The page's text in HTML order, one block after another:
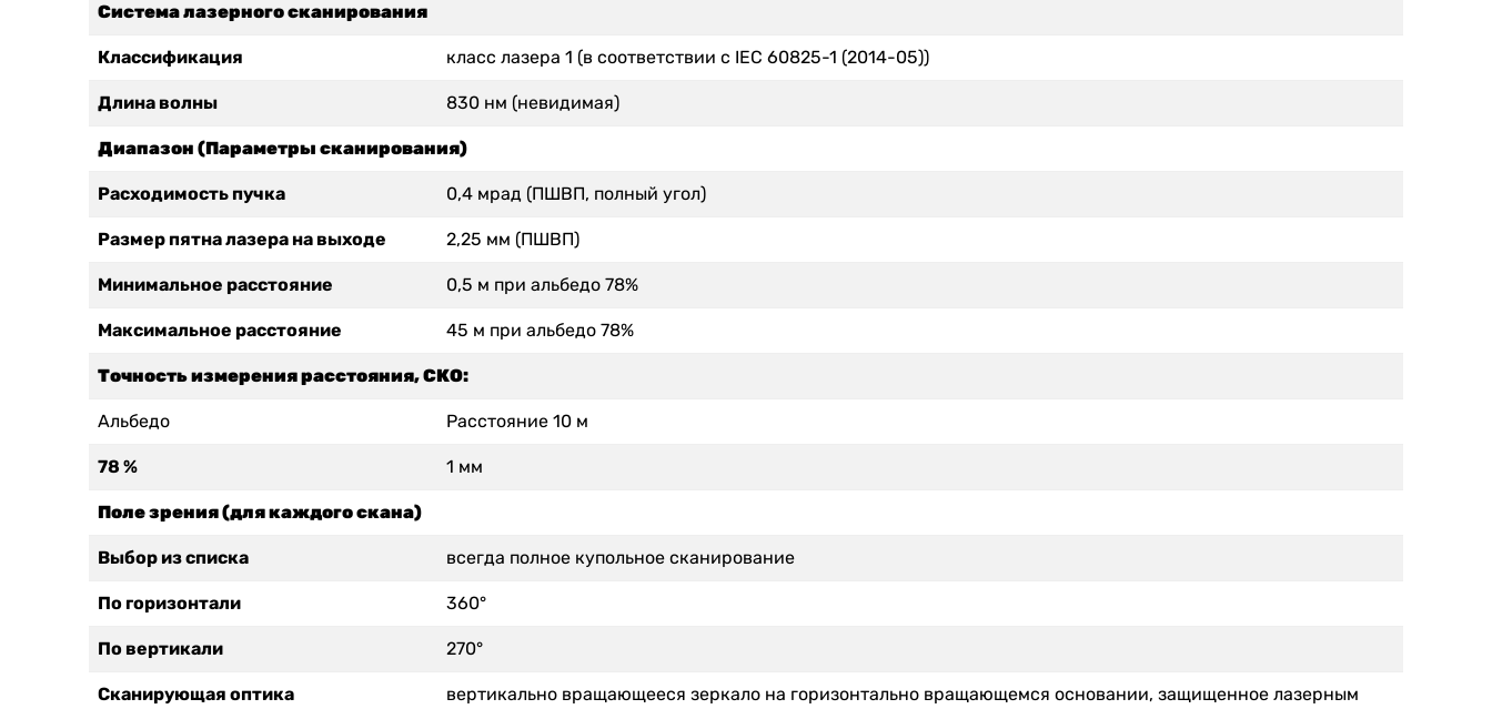
Система лазерного сканирования
Классификация класс лазера 1 (в соответствии с IEC 60825-1 (2014-05))
Длина волны 830 нм (невидимая)
Диапазон (Параметры сканирования)
Расходимость пучка 0,4 мрад (ПШВП, полный угол)
Размер пятна лазера на выходе 2,25 мм (ПШВП)
Минимальное расстояние 0,5 м при альбедо 78%
Максимальное расстояние 45 м при альбедо 78%
Точность измерения расстояния, СКО:
Альбедо Расстояние 10 м
78 % 1 мм
Поле зрения (для каждого скана)
Выбор из списка всегда полное купольное сканирование
По горизонтали 360°
По вертикали 270°
Сканирующая оптика
вертикально вращающееся зеркало на горизонтально вращающемся основании, защищенное лазерным